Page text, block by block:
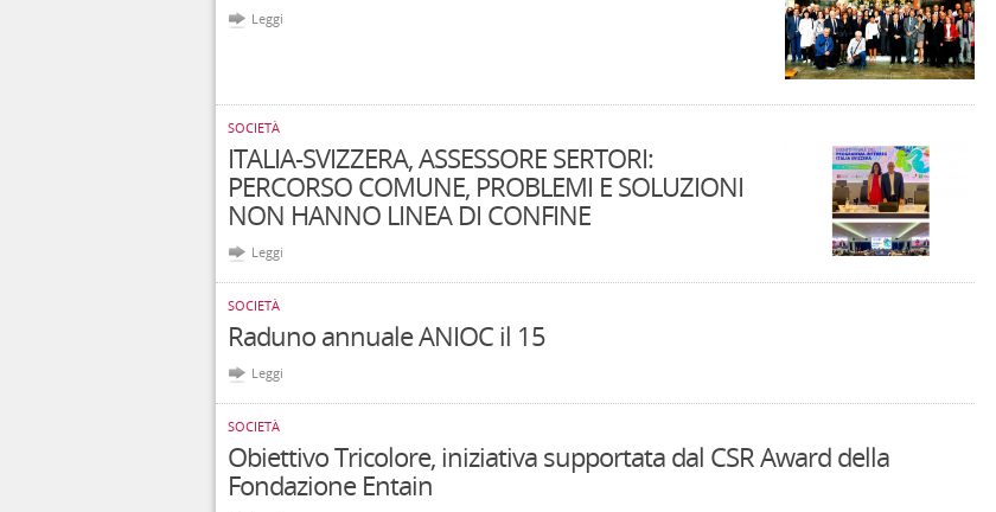
Leggi
SOCIETÀ
ITALIA-SVIZZERA, ASSESSORE SERTORI:
PERCORSO COMUNE, PROBLEMI E SOLUZIONI
NON HANNO LINEA DI CONFINE
Leggi
SOCIETÀ
Raduno annuale ANIOC il 15
Leggi
SOCIETÀ
Obiettivo Tricolore, iniziativa supportata dal CSR Award della
Fondazione Entain